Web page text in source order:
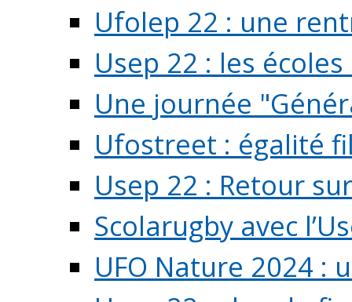
Ufolep 22 : une
Usep 22 : les
Une journée
Ufostreet : égalité
Usep 22 : Retour
Scolarugby avec
UFO Nature 2024 :